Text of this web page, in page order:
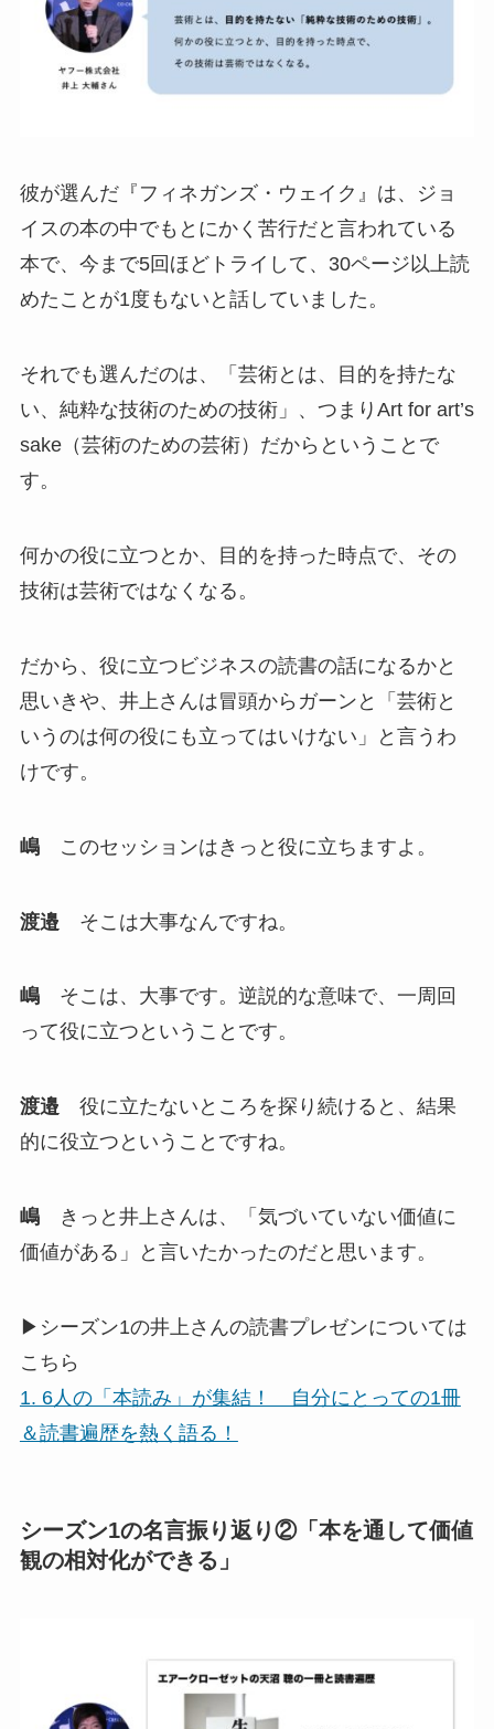
彼が選んだ『フィネガンズ・ウェイク』は、ジョ
イスの本の中でもとにかく苦行だと言われている
本で、今まで5回ほどトライして、30ページ以上読
めたことが1度もないと話していました。
それでも選んだのは、「芸術とは、目的を持たな
い、純粋な技術のための技術」、つまりArt for art’s
sake（芸術のための芸術）だからということで
す。
何かの役に立つとか、目的を持った時点で、その
技術は芸術ではなくなる。
だから、役に立つビジネスの読書の話になるかと
思いきや、井上さんは冒頭からガーンと「芸術と
いうのは何の役にも立ってはいけない」と言うわ
けです。
嶋このセッションはきっと役に立ちますよ。
渡邉 そこは大事なんですね。
嶋そこは、大事です。逆説的な意味で、一周回
って役に立つということです。
渡邉 役に立たないところを探り続けると、結果
的に役立つということですね。
嶋きっと井上さんは、「気づいていない価値に
価値がある」と言いたかったのだと思います。
▶シーズン1の井上さんの読書プレゼンについては
こちら
1. 6人の「本読み」が集結！ 自分にとっての1冊
＆読書遍歴を熱く語る！
シーズン1の名言振り返り②「本を通して価値
観の相対化ができる」